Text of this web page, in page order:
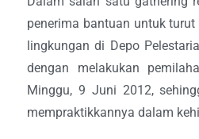
penerima bantuan untuk
lingkungan di Depo
dengan melakukan
Minggu, 9 Juni 2012,
mempraktikkannya dalam